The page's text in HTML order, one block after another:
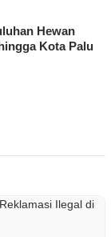
Hewan
Kota Palu